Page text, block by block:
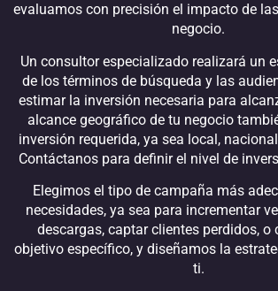
evaluamos con precisión el impacto de
negocio.
Un consultor especializado realizará un
de los términos de búsqueda y las
estimar la inversión necesaria para
alcance geográfico de tu negocio
inversión requerida, ya sea local,
Contáctanos para definir el nivel de
Elegimos el tipo de campaña más
necesidades, ya sea para incrementar
descargas, captar clientes perdidos, o
objetivo específico, y diseñamos la
ti.